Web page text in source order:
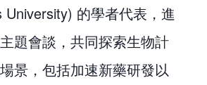
University) 的學者代表，進
題會談，共同探索生物計
景，包括加速新藥研發以